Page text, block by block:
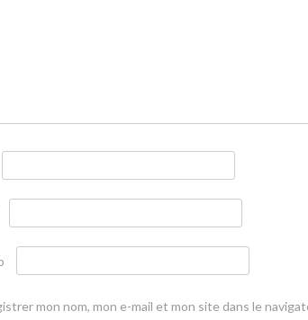
mon nom, mon e-mail et mon site dans le